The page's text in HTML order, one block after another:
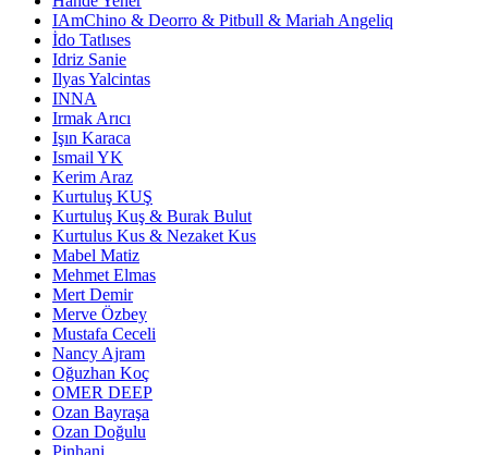
IAmChino & Deorro & Pitbull & Mariah Angeliq
İdo Tatlıses
Idriz Sanie
Ilyas Yalcintas
INNA
Irmak Arıcı
Işın Karaca
Ismail YK
Kerim Araz
Kurtuluş KUŞ
Kurtuluş Kuş & Burak Bulut
Kurtulus Kus & Nezaket Kus
Mabel Matiz
Mehmet Elmas
Mert Demir
Merve Özbey
Mustafa Ceceli
Nancy Ajram
Oğuzhan Koç
OMER DEEP
Ozan Bayraşa
Ozan Doğulu